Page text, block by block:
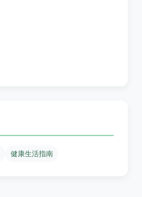
健康生活指南